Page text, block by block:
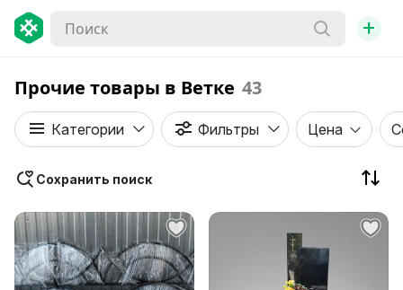
+
Прочие товары в Ветке 43
Категории Фильтры Цена
Сохранить поиск